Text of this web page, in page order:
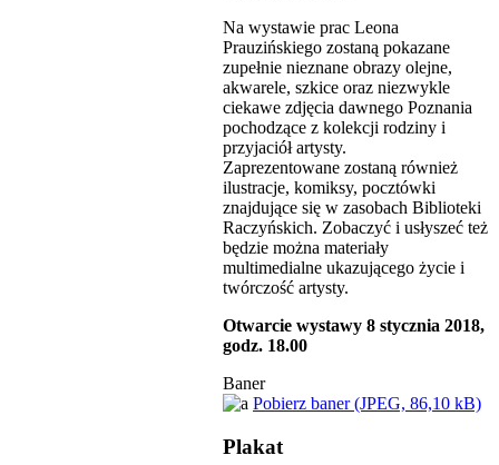
Na wystawie prac Leona
Prauzińskiego zostaną pokazane
zupełnie nieznane obrazy olejne,
akwarele, szkice oraz niezwykle
ciekawe zdjęcia dawnego Poznania
pochodzące z kolekcji rodziny i
przyjaciół artysty.
Zaprezentowane zostaną również
ilustracje, komiksy, pocztówki
znajdujące się w zasobach Biblioteki
Raczyńskich. Zobaczyć i usłyszeć też
będzie można materiały
multimedialne ukazującego życie i
twórczość artysty.
Otwarcie wystawy 8 stycznia 2018,
godz. 18.00
Baner
Pobierz baner (JPEG, 86,10 kB)
Plakat